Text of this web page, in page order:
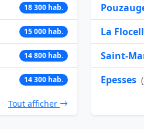
18 300 hab.
15 000 hab.
14 800 hab.
14 300 hab.
Tout afficher
La
Saint-
Epesses (